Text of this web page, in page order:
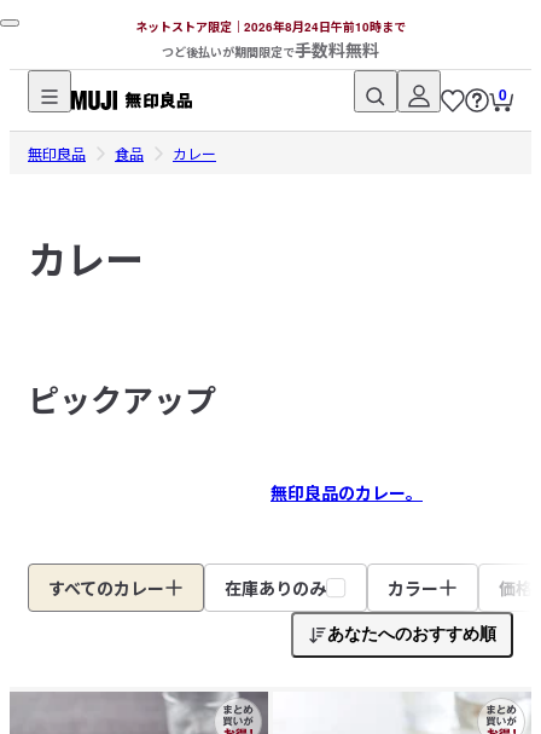
ネットストア限定｜2026年8月24日午前10時まで
つど後払いが期間限定で手数料無料
無
印
ネ
ッ
ア
0
無印良品 食品 カレー
カレー
ピックアップ
無印良品のカレー。
すべてのカレー 在庫ありのみ カラー 価格
あなたへのおすすめ順